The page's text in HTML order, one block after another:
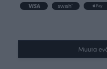
Muuta